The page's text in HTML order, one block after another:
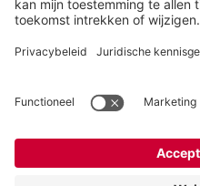
Telefoon:+31 78 652 01 01